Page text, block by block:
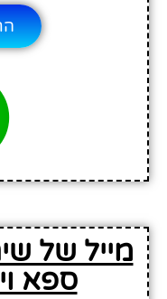
מייל של
ספא